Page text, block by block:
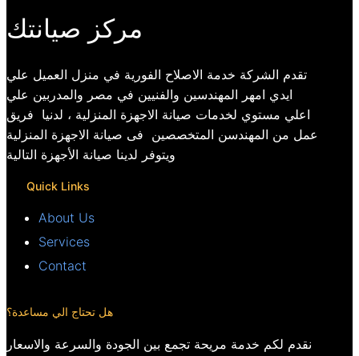
مركز صيانتك
تقدم الشركة خدمة الاصلاح الفورية في منزل العميل علي
ايدي امهر المهندسين والفنيين في مصر والمدربين علي
اعلي مستوي لخدمات صيانة الاجهزة المنزلية ، لدنيا فريق
عمل من المهندسن المتخصصين فى صيانة الاجهزة المنزلية
ويتوفر لدينا صيانة الأجهزة التالية
Quick Links
About Us
Services
Contact
هل تحتاج الي مساعدة؟
نقدم لكم خدمة مريحة تجمع بين الجودة والسرعة والاسعار